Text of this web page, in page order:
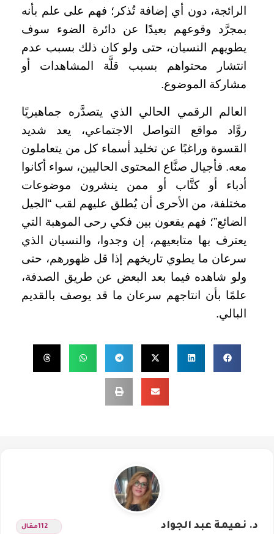
الرائجة، دون أي إضافة تُذكر؛ فهم على علم بأنه
بمجرَّد وقوعهم بعيدًا عن دائرة الضوء سوف
يطويهم النسيان، حتى ولو كان ذلك بسبب عدم
انتشار محتواهم بسبب قلَّة المشاهدات أو
مشاركة الموضوع.
العالم الرقمي الحالي الذي يتصدَّره جماهيريًا
روَّاد مواقع التواصل الاجتماعي، يعد شديد
القسوة وراغبًا عن تخليد أسماء كل من يتعاملون
معه. فأجيال صنَّاع المحتوى الحاليين، سواء أكانوا
أدباء أو كتَّاب أو ممن ينشرون موضوعات
مختلفة، من الأحرى أن يُطلق عليهم لقب “الجيل
الضائع”؛ فهم يقعون بين فكي رحى الموهبة التي
يعترف بها متابعيهم، إن وجدوا، والنسيان الذي
سرعان ما يطوي تاريخهم إذا قل ظهورهم، حتى
ولو شاهده فيما بعد البعض عن طريق الصدفة،
علمًا بأن انتاجهم سرعان ما قد يوصف بالقديم
البالي.
د. نعيمة عبد الجواد 112مقال